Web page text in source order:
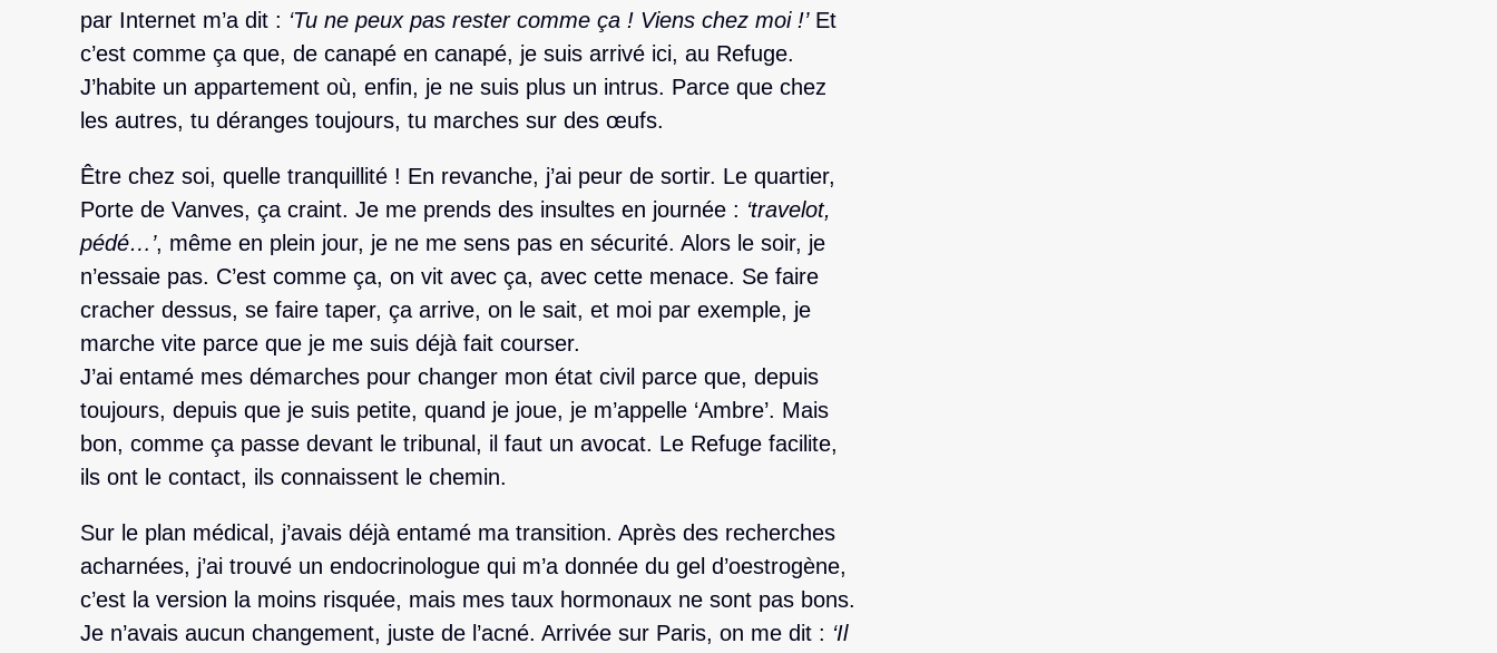
par Internet m’a dit : ‘Tu ne peux pas rester comme ça ! Viens chez moi !’Et
c’est comme ça que, de canapé en canapé, je suis arrivé ici, au Refuge.
J’habite un appartement où, enfin, je ne suis plus un intrus. Parce que chez
les autres, tu déranges toujours, tu marches sur des œufs.
Être chez soi, quelle tranquillité ! En revanche, j’ai peur de sortir. Le quartier,
Porte de Vanves, ça craint. Je me prends des insultes en journée : ‘travelot,
pédé…’, même en plein jour, je ne me sens pas en sécurité. Alors le soir, je
n’essaie pas. C’est comme ça, on vit avec ça, avec cette menace. Se faire
cracher dessus, se faire taper, ça arrive, on le sait, et moi par exemple, je
marche vite parce que je me suis déjà fait courser.
J’ai entamé mes démarches pour changer mon état civil parce que, depuis
toujours, depuis que je suis petite, quand je joue, je m’appelle ‘Ambre’. Mais
bon, comme ça passe devant le tribunal, il faut un avocat. Le Refuge facilite,
ils ont le contact, ils connaissent le chemin.
Sur le plan médical, j’avais déjà entamé ma transition. Après des recherches
acharnées, j’ai trouvé un endocrinologue qui m’a donnée du gel d’oestrogène,
c’est la version la moins risquée, mais mes taux hormonaux ne sont pas bons.
Je n’avais aucun changement, juste de l’acné. Arrivée sur Paris, on me dit : ‘Il